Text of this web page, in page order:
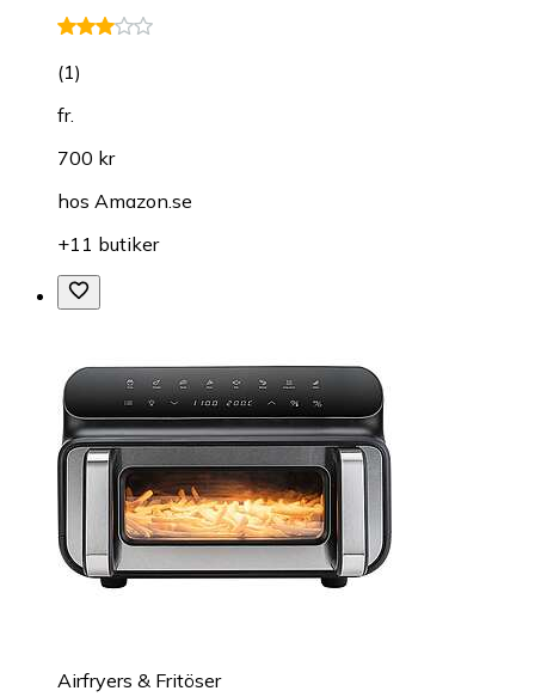
(1)
fr.
700 kr
hos Amazon.se
+11 butiker
Airfryers & Fritöser